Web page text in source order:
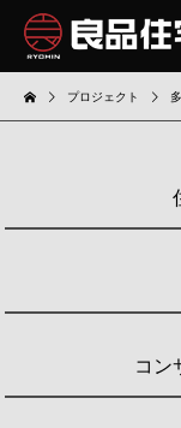
プロジェクト
コン